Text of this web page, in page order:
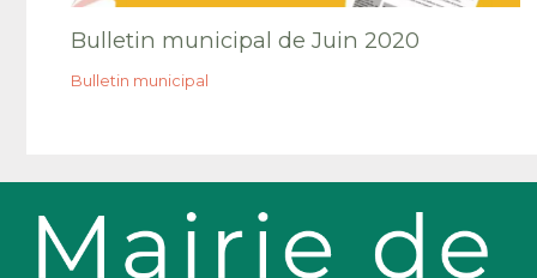
Bulletin municipal de Juin 2020
Bulletin municipal